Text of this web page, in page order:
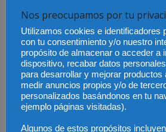
¿Por qué bajan los depósitos?
El principal motivo es lapolítica
bajada de tipos ha reducido la facilidad
presiona directamente a los bancos para
ofrecen.
“Desde que el BCE comenzó a recortar
Nos preocupamos por tu
Utilizamos cookies e identificadores
con tu consentimiento y/o nuestro
propósito de almacenar o acceder a
dispositivo, recabar datos
para desarrollar y mejorar
medir anuncios propios y/o de
personalizados basándonos en tu
ejemplo páginas visitadas).
Algunos de estos propósitos